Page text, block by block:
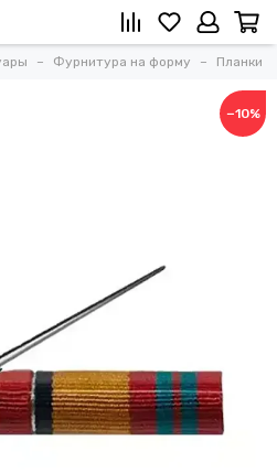
Фурнитура на форму Планки
−10%